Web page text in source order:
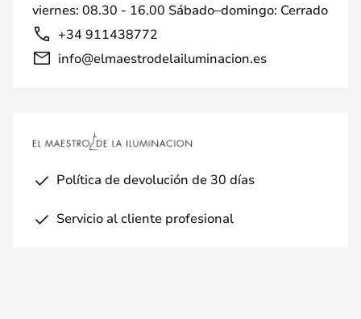
viernes: 08.30 - 16.00 Sábado–domingo: Cerrado
+34 911438772
info@elmaestrodelailuminacion.es
Política de devolución de 30 días
Servicio al cliente profesional